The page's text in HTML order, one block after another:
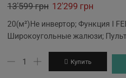
13'599грн Original
was:
12'299 грн
is:
20(м²)Не инвертор; Функция I
Широкоугольные жалюзи;
Количество
Купить